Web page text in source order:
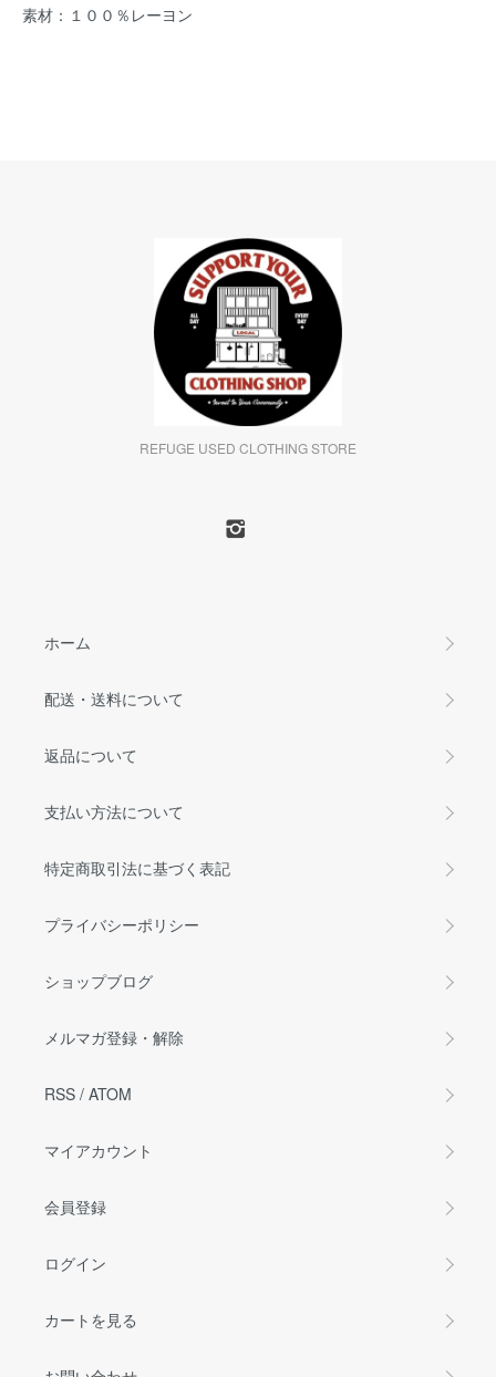
素材：１００％レーヨン
REFUGE USED CLOTHING STORE
ホーム
配送・送料について
返品について
支払い方法について
特定商取引法に基づく表記
プライバシーポリシー
ショップブログ
メルマガ登録・解除
RSS / ATOM
マイアカウント
会員登録
ログイン
カートを見る